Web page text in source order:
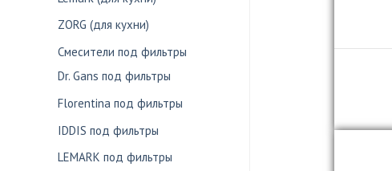
ZORG (для кухни)
Смесители под фильтры
Dr. Gans под фильтры
Florentina под фильтры
IDDIS под фильтры
LEMARK под фильтры